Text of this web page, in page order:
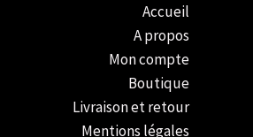
Accueil
A propos
Mon compte
Boutique
Livraison et retour
Mentions légales